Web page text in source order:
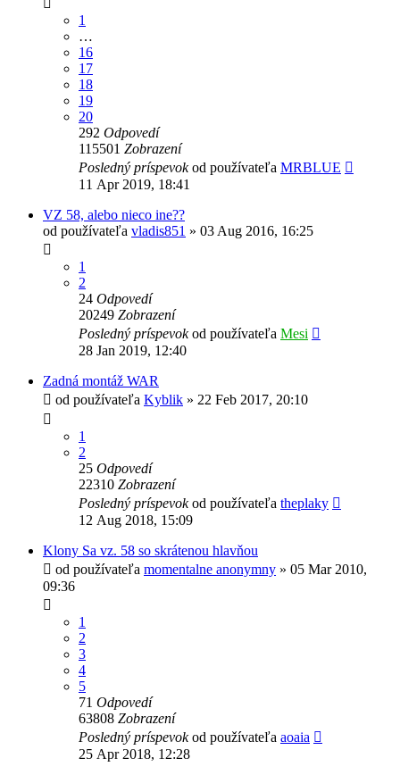
1
…
16
17
18
19
20
292 Odpovedí
115501 Zobrazení
Posledný príspevokod používateľa MRBLUE
11 Apr 2019, 18:41
VZ 58, alebo nieco ine??
od používateľa vladis851 » 03 Aug 2016, 16:25
1
2
24 Odpovedí
20249 Zobrazení
Posledný príspevokod používateľa Mesi
28 Jan 2019, 12:40
Zadná montáž WAR
od používateľa Kyblik » 22 Feb 2017, 20:10
1
2
25 Odpovedí
22310 Zobrazení
Posledný príspevokod používateľa theplaky
12 Aug 2018, 15:09
Klony Sa vz. 58 so skrátenou hlavňou
od používateľa momentalne anonymny » 05 Mar 2010,
09:36
1
2
3
4
5
71 Odpovedí
63808 Zobrazení
Posledný príspevokod používateľa aoaia
25 Apr 2018, 12:28